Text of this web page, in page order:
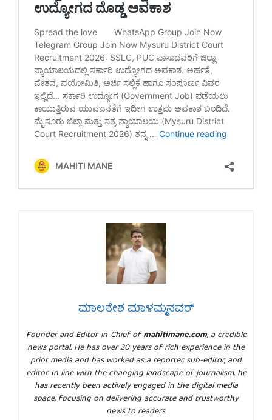
ಮಾಲತೇಶ ಮಾಳಮ್ಮನವರ್
Founder and Editor-in-Chief ofmahitimane.com, a credible
news portal. He has over 20 years of rich experience in the
print media and has worked as a reporter, sub-editor, and
editor. In line with the changing landscape of journalism, he
has recently been actively engaged in the digital media
space, focusing on delivering accurate and trustworthy
news to readers.